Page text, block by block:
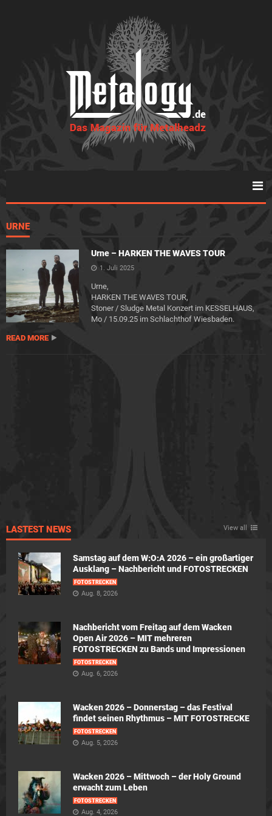
URNE
Urne – HARKEN THE WAVES TOUR
1. Juli 2025
Urne,
HARKEN THE WAVES TOUR,
Stoner / Sludge Metal Konzert im KESSELHAUS,
Mo / 15.09.25 im Schlachthof Wiesbaden.
READ MORE
LASTEST NEWS View all
Samstag auf dem W:O:A 2026 – ein großartiger
Ausklang – Nachbericht und FOTOSTRECKEN
FOTOSTRECKEN
Aug. 8, 2026
Nachbericht vom Freitag auf dem Wacken
Open Air 2026 – MIT mehreren
FOTOSTRECKEN zu Bands und Impressionen
FOTOSTRECKEN
Aug. 6, 2026
Wacken 2026 – Donnerstag – das Festival
findet seinen Rhythmus – MIT FOTOSTRECKE
FOTOSTRECKEN
Aug. 5, 2026
Wacken 2026 – Mittwoch – der Holy Ground
erwacht zum Leben
FOTOSTRECKEN
Aug. 4, 2026